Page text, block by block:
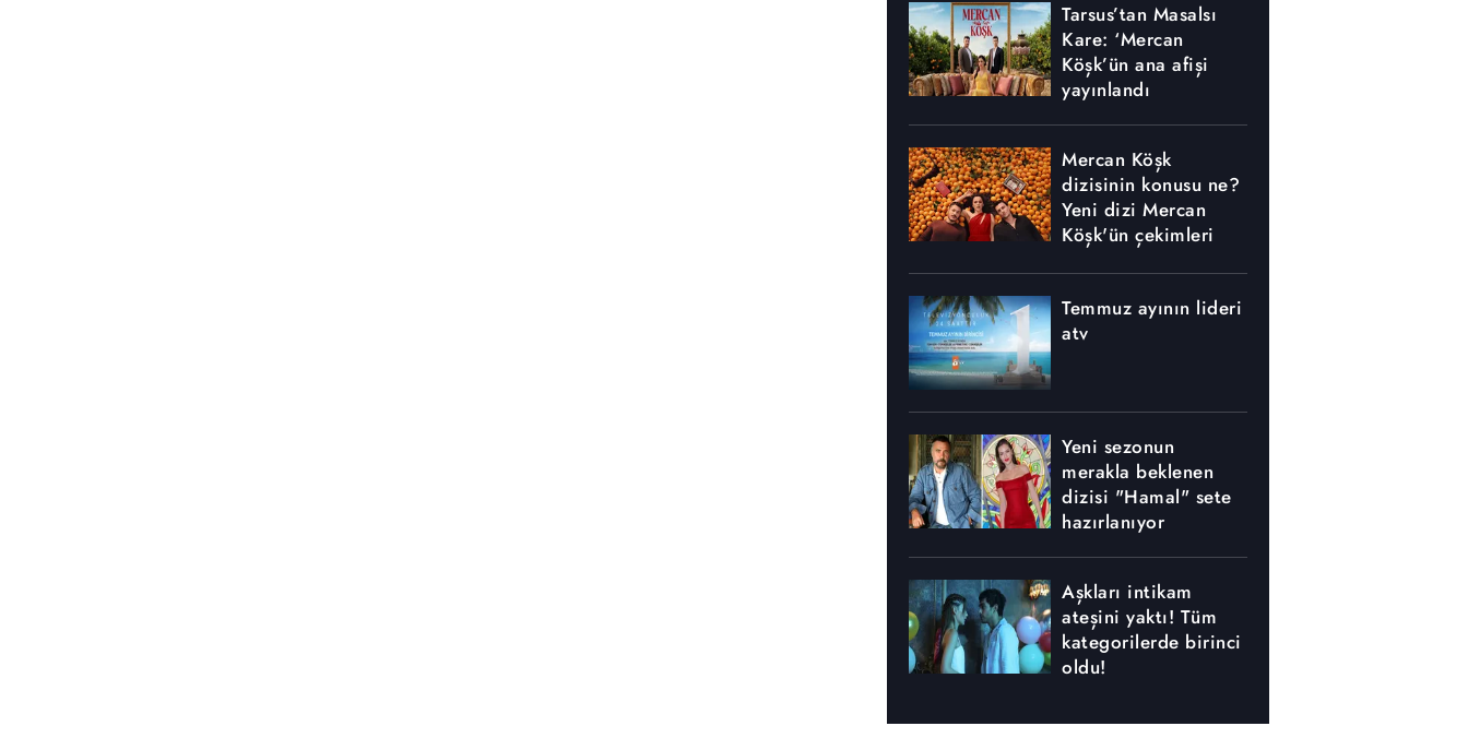
Tarsus’tan Masalsı
Kare: ‘Mercan
Köşk’ün ana afişi
yayınlandı
Mercan Köşk
dizisinin konusu ne?
Yeni dizi Mercan
Köşk'ün çekimleri
Temmuz ayının lideri
atv
Yeni sezonun
merakla beklenen
dizisi "Hamal" sete
hazırlanıyor
Aşkları intikam
ateşini yaktı! Tüm
kategorilerde birinci
oldu!